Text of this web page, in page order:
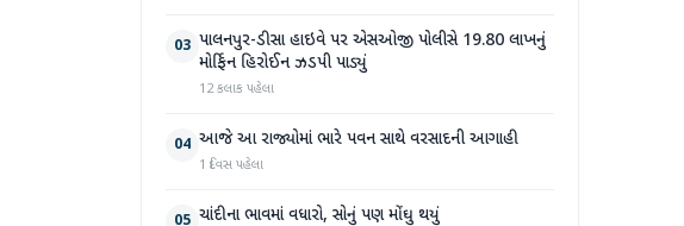
03 પાલનપુર-ડીસા હાઇવે પર એસઓજી પોલીસે 19.80 લાખનું
મોર્ફિન હિરોઈન ઝડપી પાડ્યું
12 કલાક પહેલા
04 આજે આ રાજ્યોમાં ભારે પવન સાથે વરસાદની આગાહી
1 દિવસ પહેલા
05 ચાંદીના ભાવમાં વધારો, સોનું પણ મોંઘુ થયું